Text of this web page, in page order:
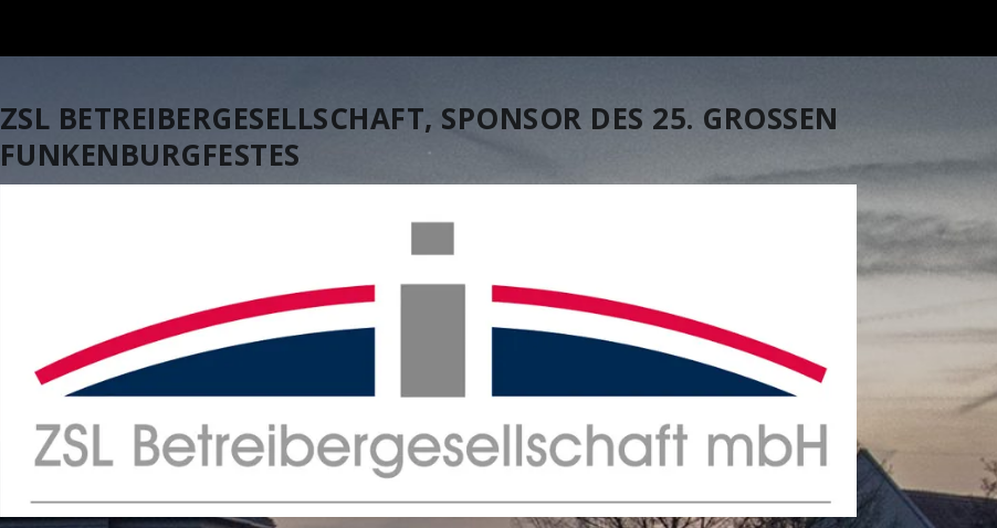
ZSL BETREIBERGESELLSCHAFT, SPONSOR DES 25. GROSSEN F
UNKENBURGFESTES